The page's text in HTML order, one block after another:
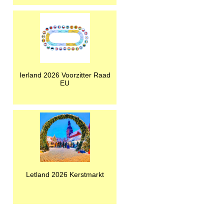
Ierland 2026 Voorzitter Raad
EU
Letland 2026 Kerstmarkt